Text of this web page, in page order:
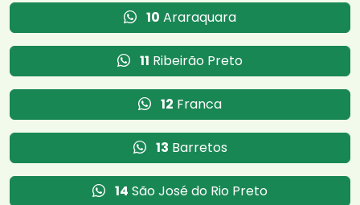
10 Araraquara
11 Ribeirão Preto
12 Franca
13 Barretos
14 São José do Rio Preto